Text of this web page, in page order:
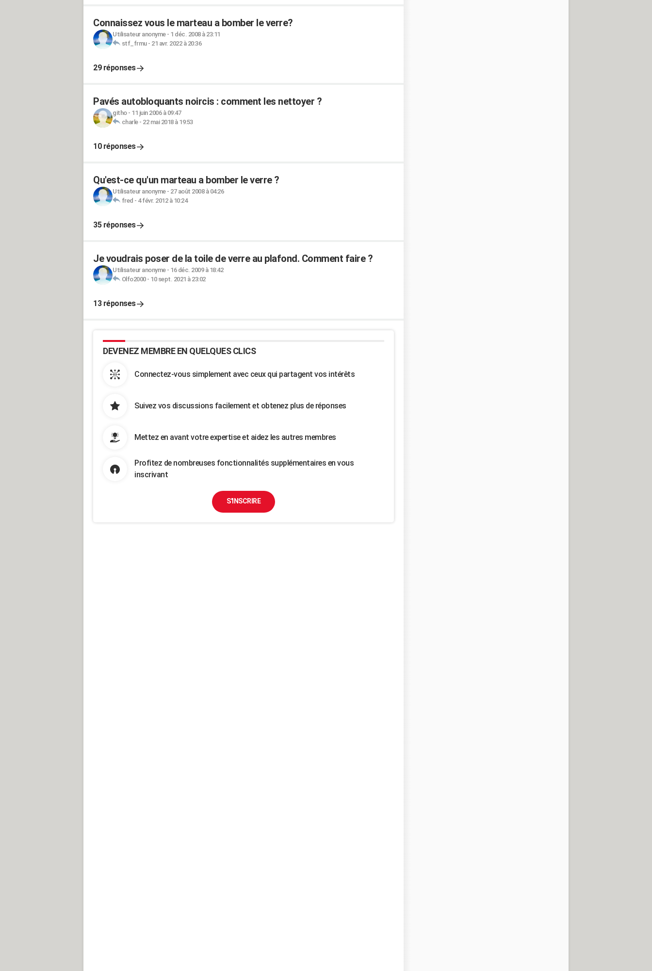
Connaissez vous le marteau a bomber le verre?
Utilisateur anonyme- 1 déc. 2008 à 23:11
stf_frmu- 21 avr. 2022 à 20:36
29 réponses
Pavés autobloquants noircis : comment les nettoyer ?
githo- 11 juin 2006 à 09:47
charle- 22 mai 2018 à 19:53
10 réponses
Qu'est-ce qu'un marteau a bomber le verre ?
Utilisateur anonyme- 27 août 2008 à 04:26
fred - 4 févr. 2012 à 10:24
35 réponses
Je voudrais poser de la toile de verre au plafond. Comment faire ?
Utilisateur anonyme- 16 déc. 2009 à 18:42
Olfo2000- 10 sept. 2021 à 23:02
13 réponses
DEVENEZ MEMBRE EN QUELQUES CLICS
Connectez-vous simplement avec ceux qui partagent vos intérêts
Suivez vos discussions facilement et obtenez plus de réponses
Mettez en avant votre expertise et aidez les autres membres
Profitez de nombreuses fonctionnalités supplémentaires en vous
inscrivant
S'INSCRIRE